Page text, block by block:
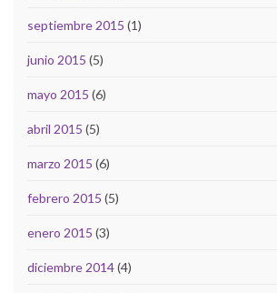
septiembre 2015 (1)
junio 2015 (5)
mayo 2015 (6)
abril 2015 (5)
marzo 2015 (6)
febrero 2015 (5)
enero 2015 (3)
diciembre 2014(4)